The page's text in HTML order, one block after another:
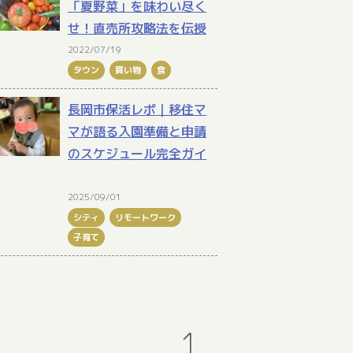
「夏野菜」を味わい尽く
せ！直売所攻略法を伝授
2022/07/19
タウン
買い物 食
長岡市保活レポ｜移住マ
マが語る入園準備と申請
のスケジュール完全ガイ
2025/09/01
シティ
リモートワーク
子育て